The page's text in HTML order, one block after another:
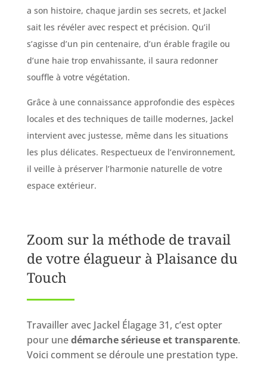
a son histoire, chaque jardin ses secrets, et Jackel
sait les révéler avec respect et précision. Qu’il
s’agisse d’un pin centenaire, d’un érable fragile ou
d’une haie trop envahissante, il saura redonner
souffle à votre végétation.
Grâce à une connaissance approfondie des espèces
locales et des techniques de taille modernes, Jackel
intervient avec justesse, même dans les situations
les plus délicates. Respectueux de l’environnement,
il veille à préserver l’harmonie naturelle de votre
espace extérieur.
Zoom sur la méthode de travail
de votre élagueur à Plaisance du
Touch
Travailler avec Jackel Élagage 31, c’est opter
pour unedémarche sérieuse et transparente.
Voici comment se déroule une prestation type.